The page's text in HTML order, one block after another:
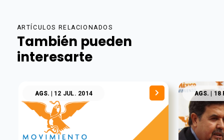
ARTÍCULOS RELACIONADOS
También pueden
interesarte
AGS. | 12 JUL. 2014 AGS. | 18